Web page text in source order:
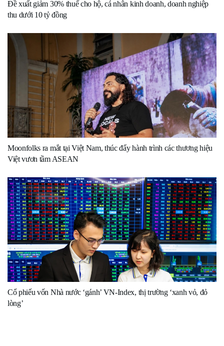
Đề xuất giảm 30% thuế cho hộ, cá nhân kinh doanh, doanh nghiệp
thu dưới 10 tỷ đồng
Moonfolks ra mắt tại Việt Nam, thúc đẩy hành trình các thương hiệu
Việt vươn tầm ASEAN
Cổ phiếu vốn Nhà nước ‘gánh’ VN-Index, thị trường ‘xanh vỏ, đỏ
lòng’